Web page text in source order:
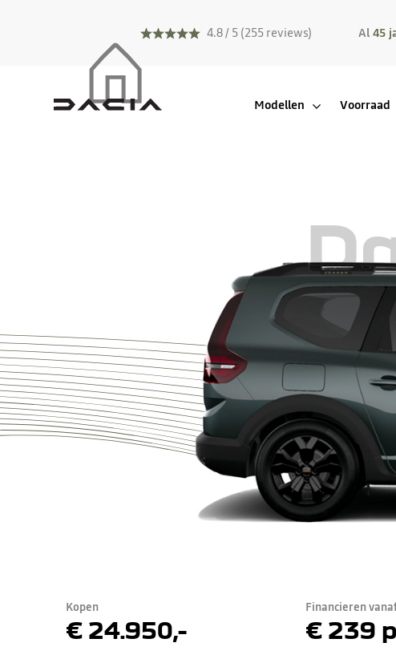
4.8 / 5 (255 reviews) Al45
Modellen Voorraad
Kopen
€ 24.950,-
Financieren
€ 239